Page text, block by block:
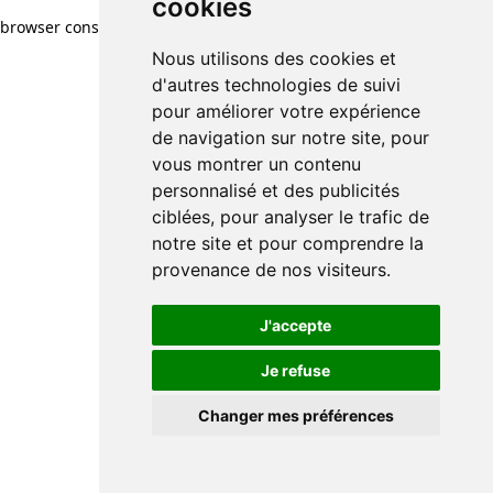
cookies
Nous utilisons des cookies et
d'autres technologies de suivi
pour améliorer votre expérience
de navigation sur notre site, pour
vous montrer un contenu
personnalisé et des publicités
ciblées, pour analyser le trafic de
notre site et pour comprendre la
provenance de nos visiteurs.
J'accepte
Je refuse
Changer mes préférences
browser console for more information)